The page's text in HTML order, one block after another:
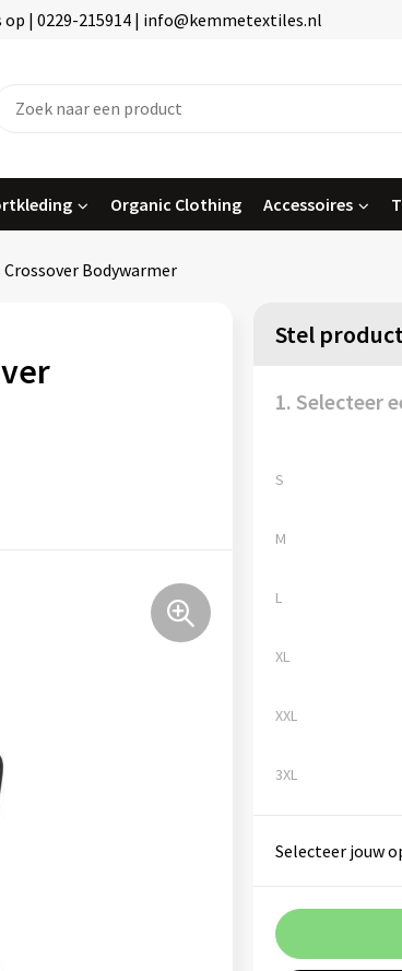
| 0229-215914 | info@kemmetextiles.nl
Organic Clothing Accessoires
Crossover Bodywarmer
Stel
1. Selecteer
S
M
L
XL
XXL
3XL
Selecteer jouw